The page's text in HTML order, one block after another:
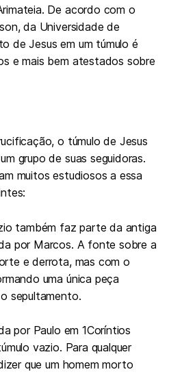
De acordo com o
da Universidade de
de Jesus em um túmulo é
e mais bem atestados sobre
o túmulo de Jesus
grupo de suas seguidoras.
muitos estudiosos a essa
também faz parte da antiga
por Marcos. A fonte sobre a
e derrota, mas com o
uma única peça
sepultamento.
por Paulo em 1Coríntios
vazio. Para qualquer
que um homem morto